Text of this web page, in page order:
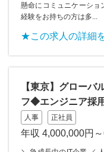
懸命にコミュニケーショ
経験をお持ちの方は多...
★この求人の詳細
【東京】グローバ
フ◆エンジニア採
人事 正社員
年収 4,000,000円